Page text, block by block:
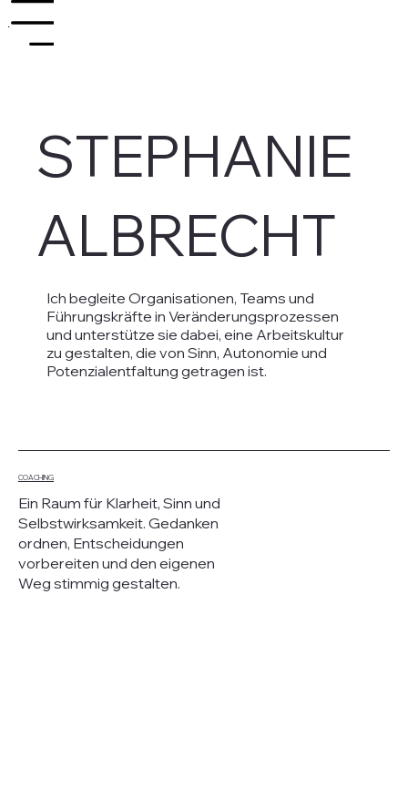
STEPHANIE
ALBRECHT
Ich begleite Organisationen, Teams und
Führungskräfte in Veränderungsprozessen
und unterstütze sie dabei, eine Arbeitskultur
zu gestalten, die von Sinn, Autonomie und
Potenzialentfaltung getragen ist.
COACHING
Ein Raum für Klarheit, Sinn und
Selbstwirksamkeit. Gedanken
ordnen, Entscheidungen
vorbereiten und den eigenen
Weg stimmig gestalten.